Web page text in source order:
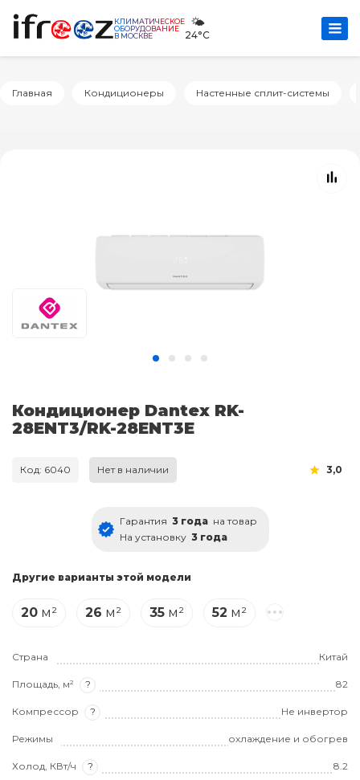
КЛИМАТИЧЕСКОЕ
ОБОРУДОВАНИЕ
В МОСКВЕ
🌤️
24°C
Главная Кондиционеры Настенные сплит-системы
Кондиционер Dantex RK-
28ENT3/RK-28ENT3E
Код: 6040 Нет в наличии 3,0
Гарантия 3 года на товар
На установку 3 года
Другие варианты этой модели
20 м² 26 м² 35 м² 52 м²
Страна Китай
Площадь, м² ? 82
Компрессор ? Не инвертор
Режимы охлаждение и обогрев
Холод, КВт/ч ?
8.2